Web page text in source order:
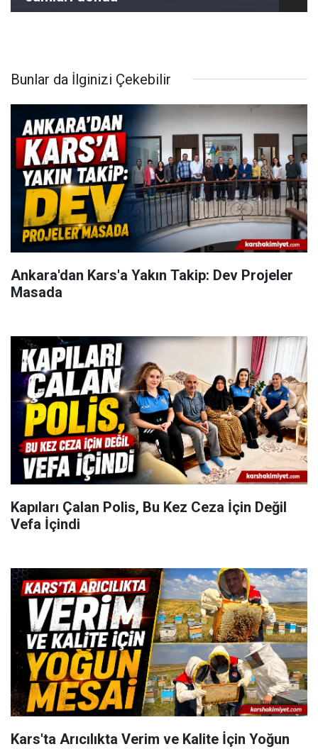
Bunlar da İlginizi Çekebilir
Ankara'dan Kars'a Yakın Takip: Dev Projeler
Masada
Kapıları Çalan Polis, Bu Kez Ceza İçin Değil
Vefa İçindi
Kars'ta Arıcılıkta Verim ve Kalite İçin Yoğun